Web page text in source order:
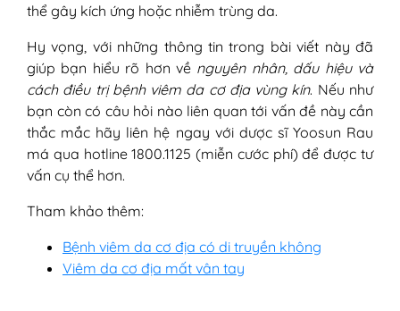
thể gây kích ứng hoặc nhiễm trùng da.
Hy vọng, với những thông tin trong bài viết này đã
giúp bạn hiểu rõ hơn về nguyên nhân, dấu hiệu và
cách điều trị bệnh viêm da cơ địa vùng kín. Nếu như
bạn còn có câu hỏi nào liên quan tới vấn đề này cần
thắc mắc hãy liên hệ ngay với dược sĩ Yoosun Rau
má qua hotline 1800.1125 (miễn cước phí) để được tư
vấn cụ thể hơn.
Tham khảo thêm:
Bệnh viêm da cơ địa có di truyền không
Viêm da cơ địa mất vân tay